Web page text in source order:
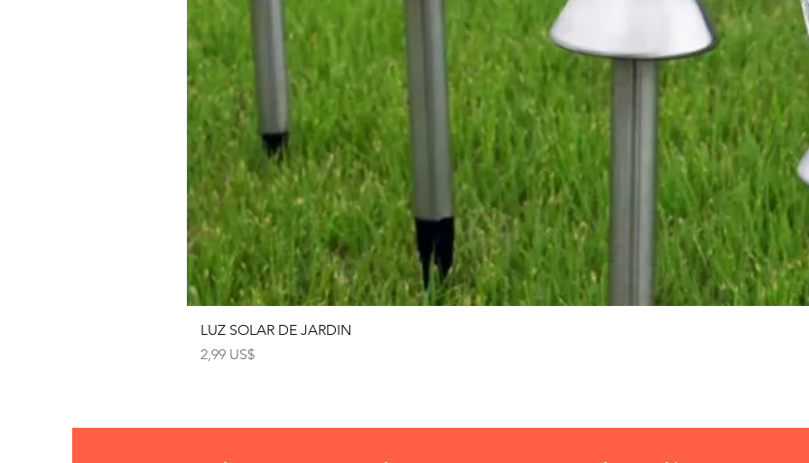
LUZ SOLAR DE JARDIN
Precio
2,99 US$